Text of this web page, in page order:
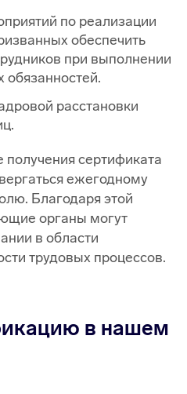
по реализации
обеспечить
при выполнении
расстановки
получения сертификата
ежегодному
Благодаря этой
органы могут
в области
трудовых процессов.
в нашем